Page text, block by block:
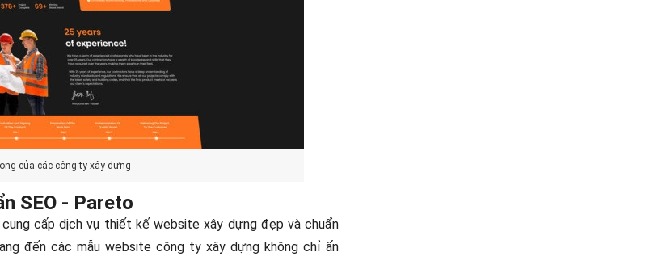
của các công ty xây dựng
SEO - Pareto
cấp dịch vụ thiết kế website xây dựng đẹp và chuẩn
đến các mẫu website công ty xây dựng không chỉ ấn